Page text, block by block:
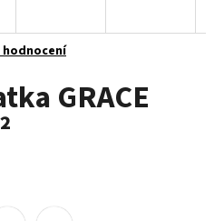
GRACE